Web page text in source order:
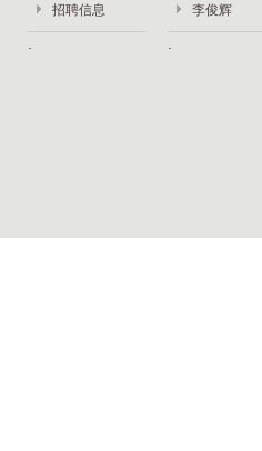
招聘信息 李俊辉